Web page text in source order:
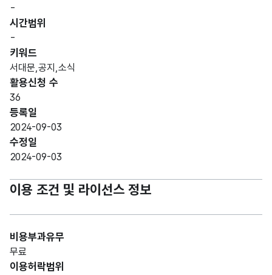
-
시간범위
-
키워드
서대문,공지,소식
활용신청 수
36
등록일
2024-09-03
수정일
2024-09-03
이용 조건 및 라이선스 정보
비용부과유무
무료
이용허락범위